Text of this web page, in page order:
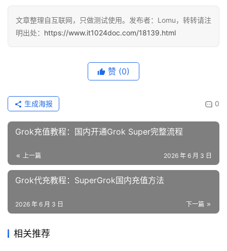
文章整理自互联网，只做测试使用。发布者：Lomu，转转请注
明出处： https://www.it1024doc.com/18139.html
赞 (0)
0
生成海报
Grok充值教程：国内开通Grok Super完整流程
上一篇 2026 年 6 月 3 日
Grok代充教程：SuperGrok国内充值方法
下一篇
2026 年 6 月 3 日
相关推荐